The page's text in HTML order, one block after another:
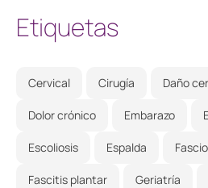
Etiquetas
Cervical Cirugía Daño
Dolor crónico Embarazo
Escoliosis Espalda
Fascitis plantar Geriatría